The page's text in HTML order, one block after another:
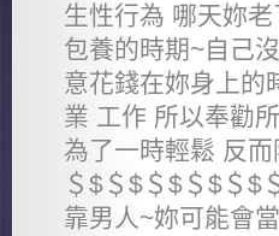
生性行為 哪天妳
包養的時期~自己
意花錢在妳身上的
業 工作 所以奉勸
為了一時輕鬆 反
＄$＄$＄$＄$＄$
靠男人~妳可能會